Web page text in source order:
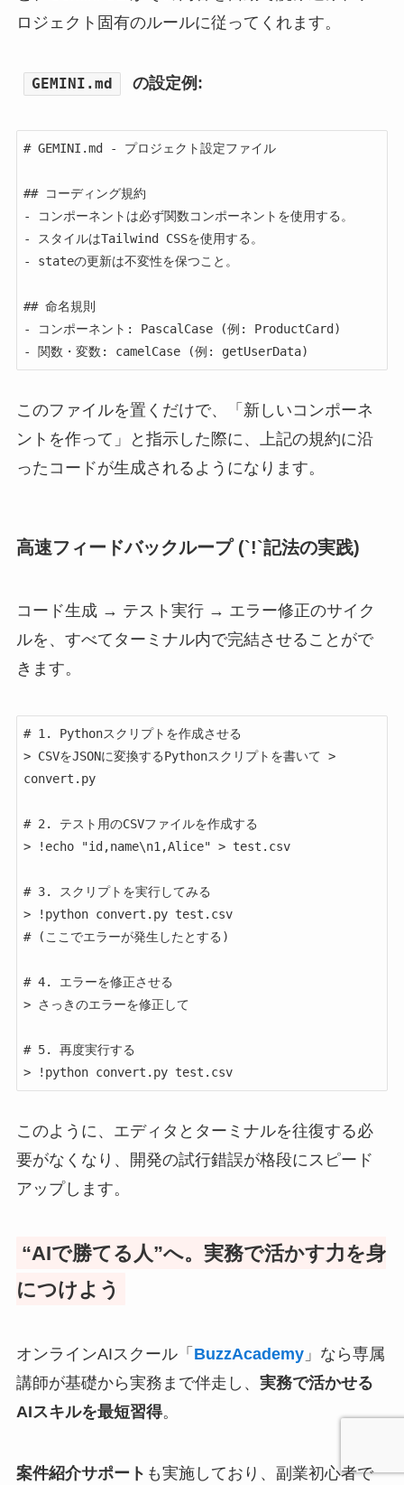
ロジェクト固有のルールに従ってくれます。
GEMINI.md の設定例:
# GEMINI.md - プロジェクト設定ファイル
## コーディング規約
- コンポーネントは必ず関数コンポーネントを使用する。
- スタイルはTailwind CSSを使用する。
- stateの更新は不変性を保つこと。
## 命名規則
- コンポーネント: PascalCase (例: ProductCard)
- 関数・変数: camelCase (例: getUserData)
このファイルを置くだけで、「新しいコンポーネ
ントを作って」と指示した際に、上記の規約に沿
ったコードが生成されるようになります。
高速フィードバックループ (`!`記法の実践)
コード生成 → テスト実行 → エラー修正のサイク
ルを、すべてターミナル内で完結させることがで
きます。
# 1. Pythonスクリプトを作成させる
> CSVをJSONに変換するPythonスクリプトを書いて >
convert.py
# 2. テスト用のCSVファイルを作成する
> !echo "id,name\n1,Alice" > test.csv
# 3. スクリプトを実行してみる
> !python convert.py test.csv
# (ここでエラーが発生したとする)
# 4. エラーを修正させる
> さっきのエラーを修正して
# 5. 再度実行する
> !python convert.py test.csv
このように、エディタとターミナルを往復する必
要がなくなり、開発の試行錯誤が格段にスピード
アップします。
“AIで勝てる人”へ。実務で活かす力を身
につけよう
オンラインAIスクール「 BuzzAcademy」なら専属
講師が基礎から実務まで伴走し、 実務で活かせる
AIスキルを最短習得。
案件紹介サポート も実施しており、副業初心者で